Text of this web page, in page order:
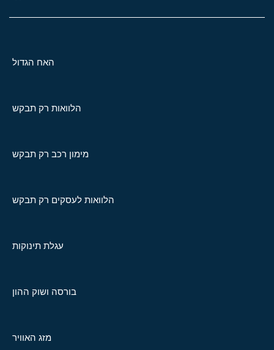
האח הגדול
הלוואות רק תבקש
מימון רכב רק תבקש
הלוואות לעסקים רק תבקש
עגלת תינוקות
בורסה ושוק ההון
מזג האוויר